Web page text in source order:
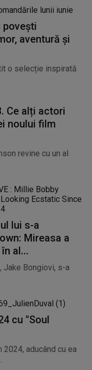
povești
aventură și
o selecție inspirată
Ce alți actori
noului film
revine cu un al
lui s-a
Mireasa a
al...
Jake Bongiovi, s-a
cu "Soul
aducând cu ea